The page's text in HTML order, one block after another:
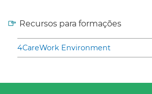
Recursos para formações
4CareWork Environment